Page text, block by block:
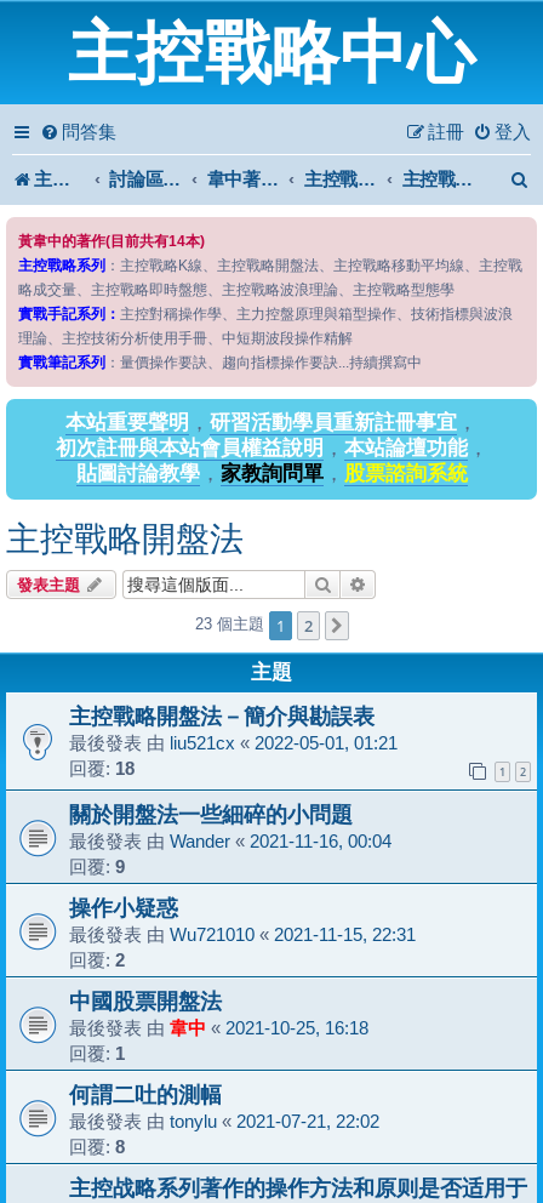
主控戰略中心
問答集 登入
註冊
主控戰略中心 討論區首頁 韋中著作問答區 主控戰略系列 主控戰略開盤法
黃韋中的著作(目前共有14本)
主控戰略系列 ：主控戰略K線、主控戰略開盤法、主控戰略移動平均線、主控戰
略成交量、主控戰略即時盤態、主控戰略波浪理論、主控戰略型態學
實戰手記系列： 主控對稱操作學、主力控盤原理與箱型操作、技術指標與波浪
理論、主控技術分析使用手冊、中短期波段操作精解
實戰筆記系列 ：量價操作要訣、趨向指標操作要訣...持續撰寫中
本站重要聲明 ， 研習活動學員重新註冊事宜 ，
初次註冊與本站會員權益說明 ， 本站論壇功能，
貼圖討論教學， 家教詢問單， 股票諮詢系統
主控戰略開盤法
發表主題 搜尋
23 個主題 1 2
主題
主控戰略開盤法－簡介與勘誤表
最後發表 由 liu521cx « 2022-05-01, 01:21
回覆: 18 1 2
關於開盤法一些細碎的小問題
最後發表 由 Wander « 2021-11-16, 00:04
回覆: 9
操作小疑惑
最後發表 由 Wu721010 « 2021-11-15, 22:31
回覆: 2
中國股票開盤法
最後發表 由 韋中 « 2021-10-25, 16:18
回覆: 1
何謂二吐的測幅
最後發表 由 tonylu « 2021-07-21, 22:02
回覆: 8
主控战略系列著作的操作方法和原则是否适用于